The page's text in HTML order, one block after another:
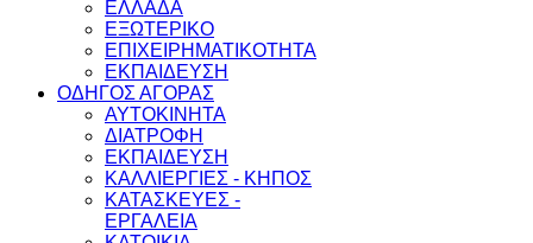
ΕΛΛΑΔΑ
ΕΞΩΤΕΡΙΚΟ
ΕΠΙΧΕΙΡΗΜΑΤΙΚΟΤΗΤΑ
ΕΚΠΑΙΔΕΥΣΗ
ΟΔΗΓΟΣ ΑΓΟΡΑΣ
ΑΥΤΟΚΙΝΗΤΑ
ΔΙΑΤΡΟΦΗ
ΕΚΠΑΙΔΕΥΣΗ
ΚΑΛΛΙΕΡΓΙΕΣ - ΚΗΠΟΣ
ΚΑΤΑΣΚΕΥΕΣ -
ΕΡΓΑΛΕΙΑ